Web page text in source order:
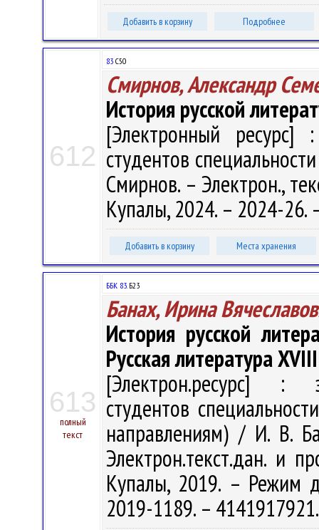
Добавить в корзину Подробнее
612
83 С50
Смирнов, Александр
История русской
[Электронный ресурс]
студентов
Смирнов. – Электрон.,
Купалы, 2024. – 2024-
Добавить в корзину Места хранения
613
полный
текст
ББК 83.Б23
Банах, Ирина
История русской
Русская литература
[Электрон.ресурс] :
студентов
направлениям) / И. В.
Электрон.текст.дан. и
Купалы, 2019. – Режим
2019-1189. –